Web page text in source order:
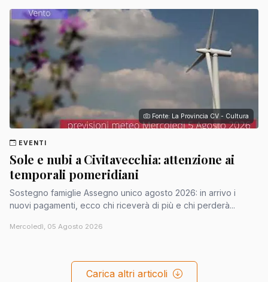
Fonte: La Provincia CV - Cultura
EVENTI
Sole e nubi a Civitavecchia: attenzione ai
temporali pomeridiani
Sostegno famiglie Assegno unico agosto 2026: in arrivo i
nuovi pagamenti, ecco chi riceverà di più e chi perderà...
Mercoledì, 05 Agosto 2026
Carica altri articoli